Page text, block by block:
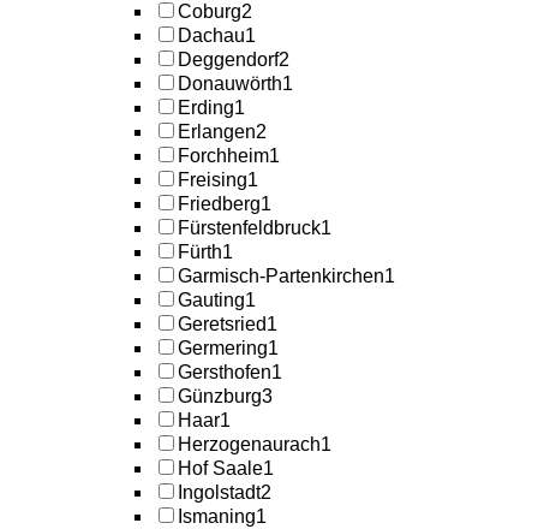
Coburg2
Dachau1
Deggendorf2
Donauwörth1
Erding1
Erlangen2
Forchheim1
Freising1
Friedberg1
Fürstenfeldbruck1
Fürth1
Garmisch-Partenkirchen1
Gauting1
Geretsried1
Germering1
Gersthofen1
Günzburg3
Haar1
Herzogenaurach1
Hof Saale1
Ingolstadt2
Ismaning1